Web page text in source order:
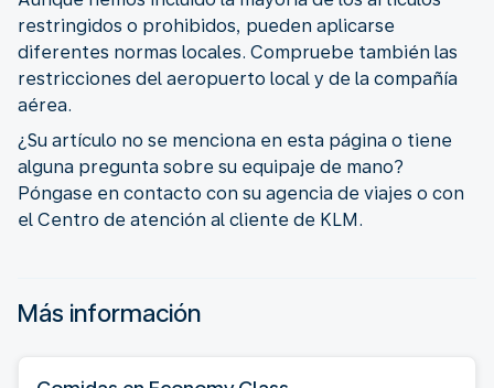
restringidos o prohibidos, pueden aplicarse
diferentes normas locales. Compruebe también las
restricciones del aeropuerto local y de la compañía
aérea.
¿Su artículo no se menciona en esta página o tiene
alguna pregunta sobre su equipaje de mano?
Póngase en contacto con su agencia de viajes o con
el Centro de atención al cliente de KLM.
Más información